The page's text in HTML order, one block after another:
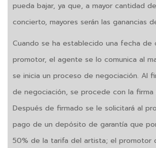
pueda bajar, ya que, a mayor cantidad
concierto, mayores serán las ganancias
Cuando se ha establecido una fecha de
promotor, el agente se lo comunica al
se inicia un proceso de negociación. Al
de negociación, se procede con la
Después de firmado se le solicitará al
pago de un depósito de garantía que
50% de la tarifa del artista; el promotor